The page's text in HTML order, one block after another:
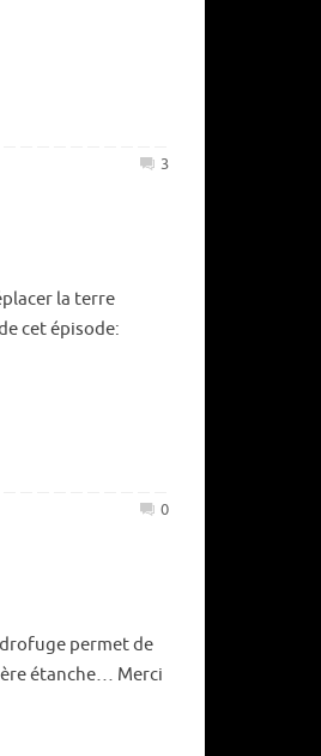
3
la terre
cet épisode:
0
permet de
étanche… Merci